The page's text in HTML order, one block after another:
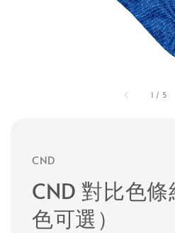
1 / 5
CND
CND 對比色
色可選）